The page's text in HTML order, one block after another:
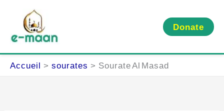
contenu
Donate
Accueil sourates Sourate Al Masad